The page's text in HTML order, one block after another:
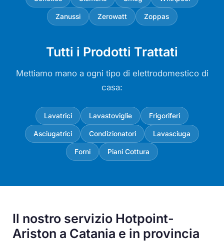
Zanussi Zerowatt Zoppas
Tutti i Prodotti Trattati
Mettiamo mano a ogni tipo di elettrodomestico di
casa:
Lavatrici Lavastoviglie Frigoriferi
Asciugatrici Condizionatori Lavasciuga
Forni Piani Cottura
Il nostro servizio Hotpoint-
Ariston a Catania e in provincia